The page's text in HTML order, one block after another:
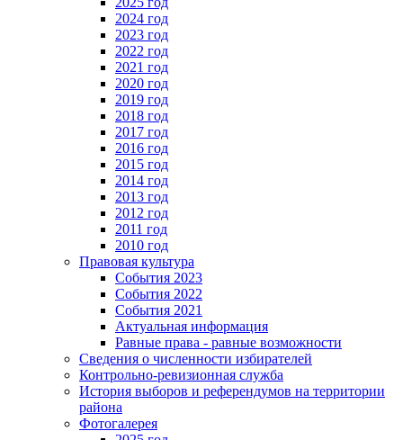
2024 год
2023 год
2022 год
2021 год
2020 год
2019 год
2018 год
2017 год
2016 год
2015 год
2014 год
2013 год
2012 год
2011 год
2010 год
Правовая культура
События 2023
События 2022
События 2021
Актуальная информация
Равные права - равные возможности
Сведения о численности избирателей
Контрольно-ревизионная служба
История выборов и референдумов на территории
района
Фотогалерея